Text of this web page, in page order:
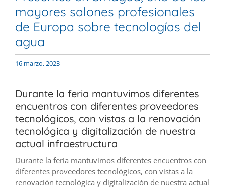
mayores salones profesionales
de Europa sobre tecnologías del
agua
16 marzo, 2023
Durante la feria mantuvimos diferentes
encuentros con diferentes proveedores
tecnológicos, con vistas a la renovación
tecnológica y digitalización de nuestra
actual infraestructura
Durante la feria mantuvimos diferentes encuentros con
diferentes proveedores tecnológicos, con vistas a la
renovación tecnológica y digitalización de nuestra actual